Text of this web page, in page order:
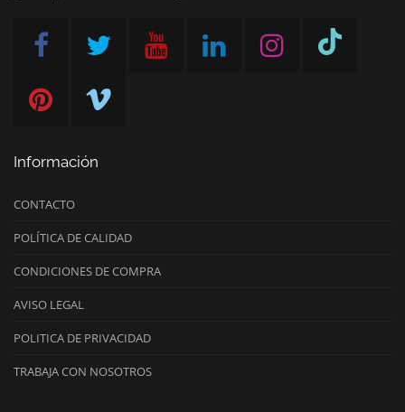
Información
CONTACTO
POLÍTICA DE CALIDAD
CONDICIONES DE COMPRA
AVISO LEGAL
POLITICA DE PRIVACIDAD
TRABAJA CON NOSOTROS